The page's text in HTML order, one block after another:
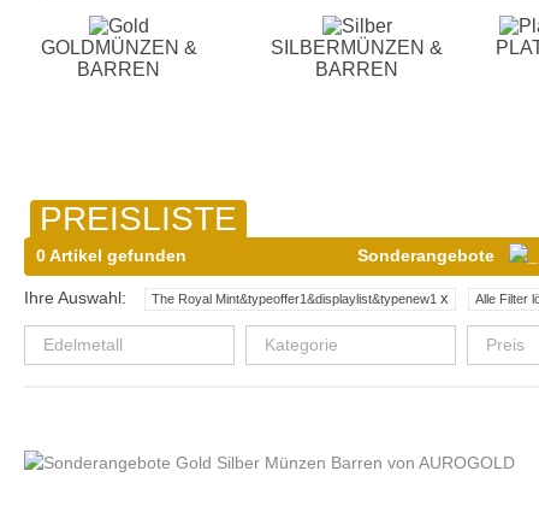
GOLDMÜNZEN &
BARREN
SILBERMÜNZEN &
BARREN
PREISLISTE
0 Artikel gefunden Sonderangebote
Ihre Auswahl: The Royal Mint&typeoffer1&displaylist&typenew1 x Alle Filter
Edelmetall Kategorie Preis